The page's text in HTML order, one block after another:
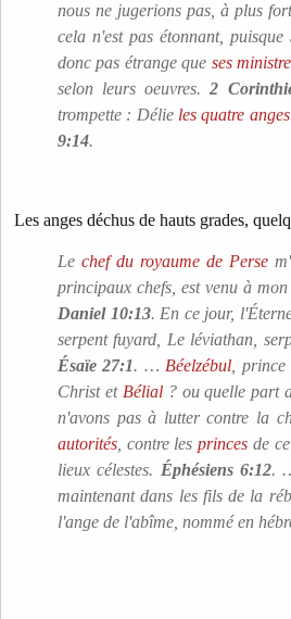
nous ne jugerions pas, à plus
cela n'est pas étonnant,
donc pas étrange que ses
selon leurs oeuvres.2
trompette : Délieles quatre
9:14.
Les anges déchus de hauts grades,
Lechef du royaume de Perse
principaux chefs, est venu à
Daniel 10:13. En ce jour,
serpent fuyard, Le léviathan,
Ésaïe 27:1. … Béelzébul ,
Christ et Bélial? ou quelle part
n'avons pas à lutter contre la
autorités , contre lesprinces de
lieux célestes. Éphésiens 6:12.
maintenant dans les fils de la
l'ange de l'abîme, nommé en